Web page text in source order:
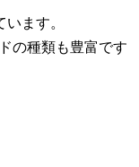
ます。
の種類も豊富です